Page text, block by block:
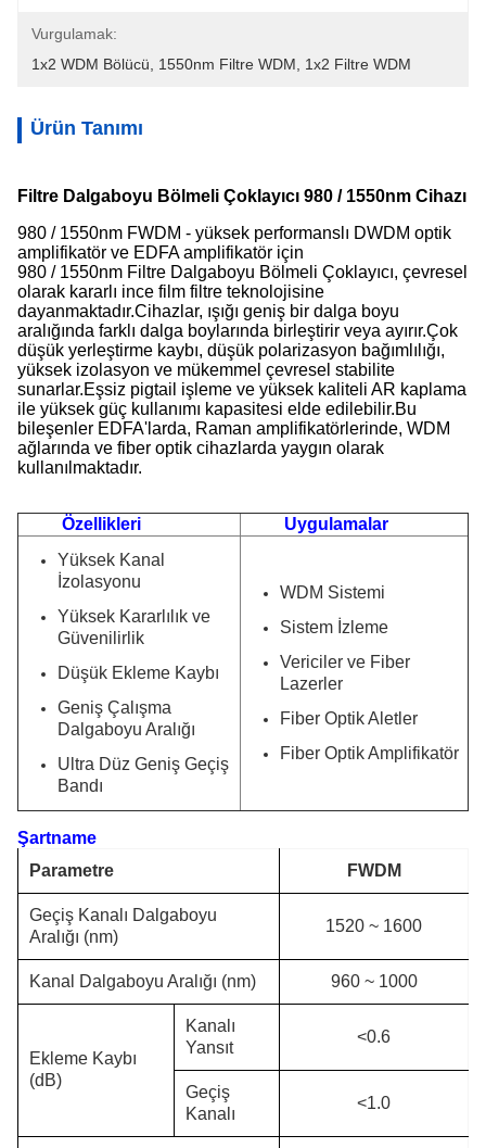
Vurgulamak:
1x2 WDM Bölücü
1550nm Filtre WDM 1x2 Filtre WDM
Ürün Tanımı
Filtre Dalgaboyu Bölmeli Çoklayıcı 980 / 1550nm Cihazı
980 / 1550nm FWDM - yüksek performanslı DWDM optik
amplifikatör ve EDFA amplifikatör için
980 / 1550nm Filtre Dalgaboyu Bölmeli Çoklayıcı, çevresel
olarak kararlı ince film filtre teknolojisine
dayanmaktadır.Cihazlar, ışığı geniş bir dalga boyu
aralığında farklı dalga boylarında birleştirir veya ayırır.Çok
düşük yerleştirme kaybı, düşük polarizasyon bağımlılığı,
yüksek izolasyon ve mükemmel çevresel stabilite
sunarlar.Eşsiz pigtail işleme ve yüksek kaliteli AR kaplama
ile yüksek güç kullanımı kapasitesi elde edilebilir.Bu
bileşenler EDFA'larda, Raman amplifikatörlerinde, WDM
ağlarında ve fiber optik cihazlarda yaygın olarak
kullanılmaktadır.
Özellikleri
Uygulamalar
Yüksek Kanal
İzolasyonu
Yüksek Kararlılık ve
Güvenilirlik
Düşük Ekleme Kaybı
Geniş Çalışma
Dalgaboyu Aralığı
Ultra Düz Geniş Geçiş
Bandı
WDM Sistemi
Sistem İzleme
Vericiler ve Fiber
Lazerler
Fiber Optik Aletler
Fiber Optik Amplifikatör
Şartname
Parametre
FWDM
Geçiş Kanalı Dalgaboyu
Aralığı (nm)
1520 ~ 1600
Kanal Dalgaboyu Aralığı (nm) 960 ~ 1000
Ekleme Kaybı
(dB)
Kanalı
Yansıt
<0.6
Geçiş
Kanalı
<1.0